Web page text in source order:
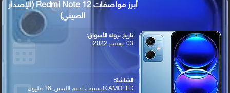
أبرز مواصفات Redmi Note 12 (الإصدار
الصيني)
تاريخ نزوله الأسواق:
03 نوفمبر 2022
الشاشة:
AMOLED كابستيف تدعم اللمس, 16 مليون